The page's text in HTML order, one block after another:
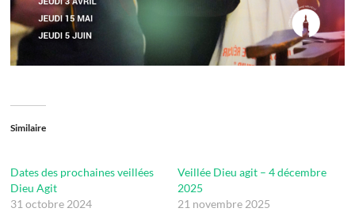
Similaire
Dates des prochaines veillées
Dieu Agit
31 octobre 2024
Veillée Dieu agit – 4 décembre
2025
21 novembre 2025